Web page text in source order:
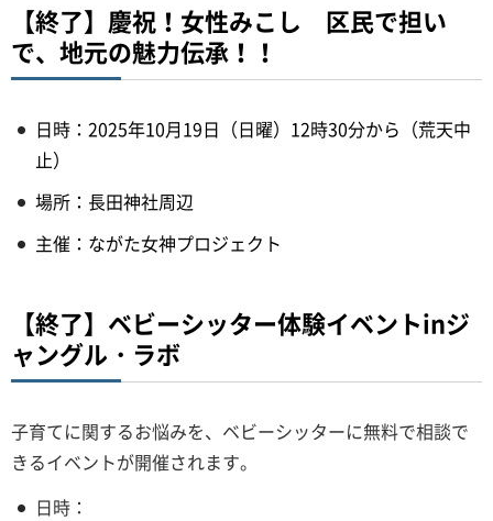
【終了】慶祝！女性みこし 区民で担い
で、地元の魅力伝承！！
日時：2025年10月19日（日曜）12時30分から（荒天中
止）
場所：長田神社周辺
主催：ながた女神プロジェクト
【終了】ベビーシッター体験イベントinジ
ャングル・ラボ
子育てに関するお悩みを、ベビーシッターに無料で相談で
きるイベントが開催されます。
日時：